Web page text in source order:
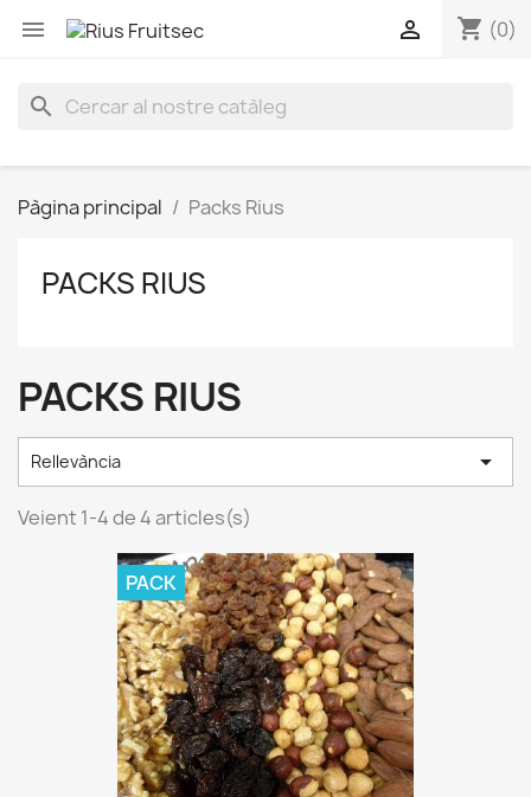
 shopping_cart (0)

search
Pàgina principal Packs Rius
PACKS RIUS
PACKS RIUS
Rellevància 
Veient 1-4 de 4 articles(s)
PACK